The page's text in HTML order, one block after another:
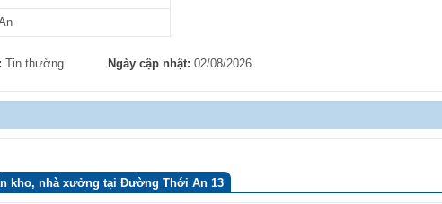
Tin thường Ngày cập nhật: 02/08/2026
kho, nhà xưởng tại Đường Thới An 13